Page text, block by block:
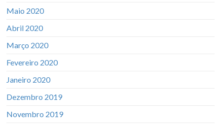
Maio 2020
Abril 2020
Março 2020
Fevereiro 2020
Janeiro 2020
Dezembro 2019
Novembro 2019